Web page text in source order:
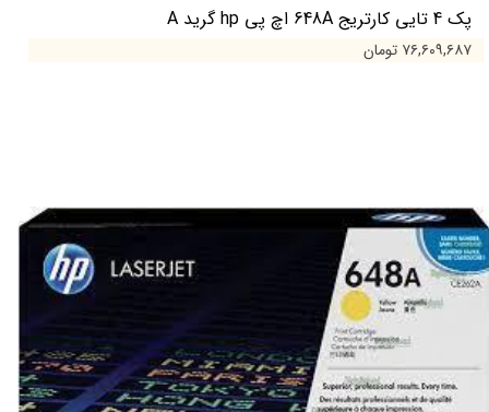
پک 4 تایی کارتریج 648A اچ پی hp گرید A
۷۶,۶۰۹,۶۸۷ تومان